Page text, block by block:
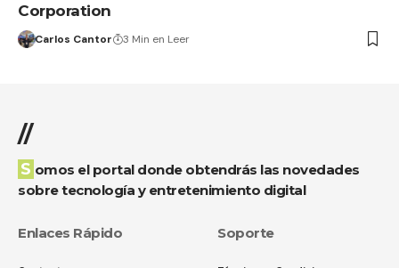
Corporation
Carlos Cantor 3 Min en Leer
//
Somos el portal donde obtendrás las novedades
sobre tecnología y entretenimiento digital
Enlaces Rápido Soporte